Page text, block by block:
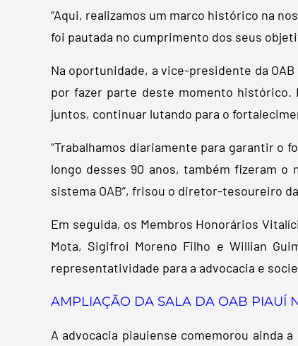
“Aqui, realizamos um marco histórico na
foi pautada no cumprimento dos seus
Na oportunidade, a vice-presidente da
por fazer parte deste momento histórico.
juntos, continuar lutando para o
“Trabalhamos diariamente para garantir o
longo desses 90 anos, também fizeram
sistema OAB”, frisou o diretor-tesoureiro
Em seguida, os Membros Honorários
Mota, Sigifroi Moreno Filho e Willian
representatividade para a advocacia e
AMPLIAÇÃO DA SALA DA OAB PIAUÍ
A advocacia piauiense comemorou ainda